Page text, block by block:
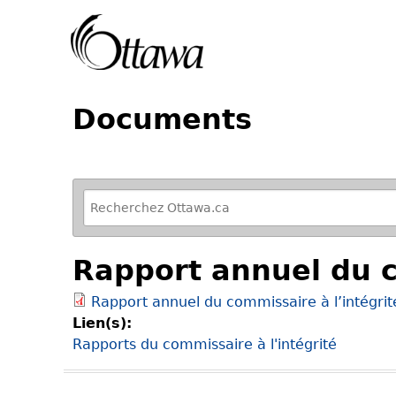
Documents
R
e
f
i
n
e
y
o
u
Rapport annuel du
Rapport annuel du commissaire à
Lien(s):
Rapports du commissaire à l'intégrité